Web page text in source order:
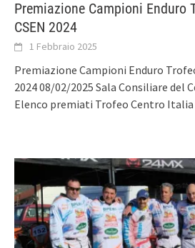
Premiazione Campioni Enduro
CSEN 2024
1 Febbraio 2025
Premiazione Campioni Enduro
2024 08/02/2025 Sala Consiliare del
Elenco premiati Trofeo Centro Italia